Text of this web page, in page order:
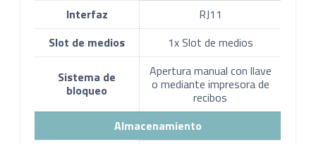
Interfaz
RJ11
Slot de medios
1x Slot de medios
Sistema de
bloqueo
Apertura manual con llave
o mediante impresora de
recibos
Almacenamiento